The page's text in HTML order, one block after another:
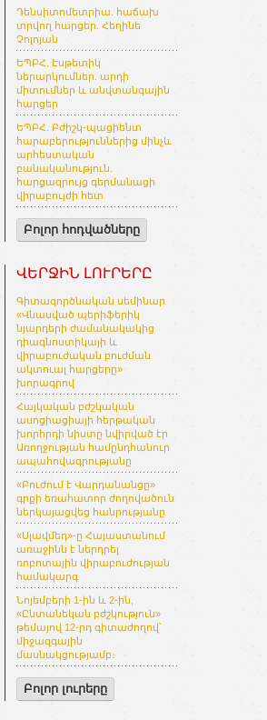
Դենսիտոմետրիա. հաճախ
տրվող հարցեր. Հեղինե
Չոլոյան
ԵՊԲՀ. Էսթետիկ
ներարկումներ. արդի
միտումներ և անվտանգային
հարցեր
ԵՊԲՀ. Բժիշկ-պացիենտ
հարաբերություններից մինչև
արհեստական
բանականություն.
հարցազրույց գերմանացի
վիրաբույժի հետ
Բոլոր հոդվածները
ՎԵՐՋԻՆ ԼՈՒՐԵՐԸ
Գիտագործնական սեմինար
«Վնասված պերիֆերիկ
նյարդերի ժամանակակից
դիագնոստիկայի և
վիրաբուժական բուժման
ակտուալ հարցերը»
խորագրով
Հայկական բժշկական
ասոցիացիայի հերթական
խորհրդի նիստը նվիրված էր
Առողջության համընդհանուր
ապահովագրությանը
«Բուժում է Վարդանանցը»
գրքի եռահատոր ժողովածուն
ներկայացվեց հանրությանը
«Սլավմեդ»-ը Հայաստանում
առաջինն է ներդրել
ռոբոտային վիրաբուժության
համակարգ
Նոյեմբերի 1-ին և 2-ին,
«Ընտանեկան բժշկություն»
թեմայով 12-րդ գիտաժողով՝
միջազգային
մասնակցությամբ։
Բոլոր լուրերը